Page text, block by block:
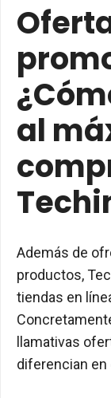
al
Además de
productos,
tiendas en
llamativas
diferencian en